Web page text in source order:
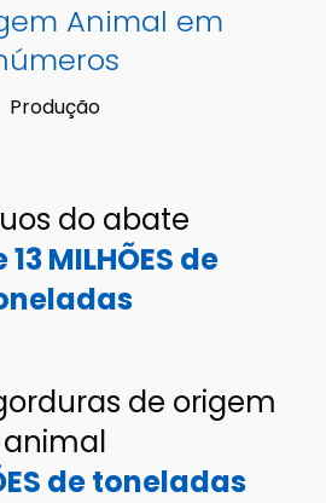
Animal em
Produção
do abate
MILHÕES de
de origem
animal
de toneladas